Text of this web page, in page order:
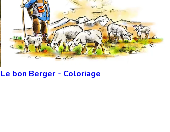
Le bon Berger - Coloriage